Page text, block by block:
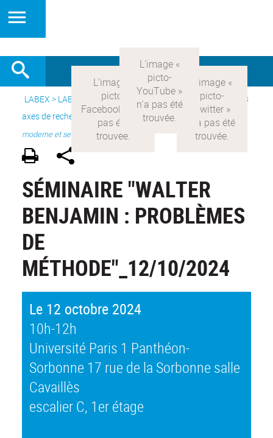
LABEX > LABEX COMOD> Version française > Recherche >
3
axes de recherche> Axe 1 : la constitution réelle de la rationalité
moderne et ses
SÉMINAIRE "WALTER
BENJAMIN : PROBLÈMES
DE
MÉTHODE"_12/10/2024
Le 12 octobre 2024
10h-12h
Université Paris 1 Panthéon-
Sorbonne 17 rue de la Sorbonne salle
Cavaillès
escalier C, 1er étage